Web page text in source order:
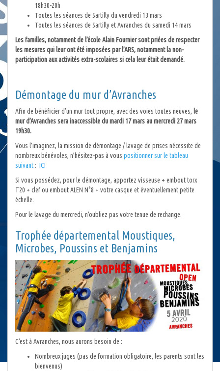
18h30-20h
Toutes les séances de Sartilly du vendredi 13 mars
Toutes les séances de Sartilly et Avranches du samedi 14 mars
Les familles, notamment de l’école Alain Fournier sont priées de respecter
les mesures qui leur ont été imposées par l’ARS, notamment la non-
participation aux activités extra-scolaires si cela leur était demandé.
Démontage du mur d’Avranches
Afin de bénéficier d’un mur tout propre, avec des voies toutes neuves, le
mur d’Avranches sera inaccessible du mardi 17 mars au mercredi 27 mars
19h30.
Vous l’imaginez, la mission de démontage / lavage de prises nécessite de
nombreux bénévoles, n’hésitez-pas à vous positionner sur le tableau
suivant : ICI
Si vous possédez, pour le démontage, apportez visseuse + embout torx
T20 + clef ou embout ALEN N°8 + votre casque et éventuellement petite
échelle.
Pour le lavage du mercredi, n’oubliez pas votre tenue de rechange.
Trophée départemental Moustiques,
Microbes, Poussins et Benjamins
C’est à Avranches, nous aurons besoin de :
Nombreux juges (pas de formation obligatoire, les parents sont les
bienvenus)